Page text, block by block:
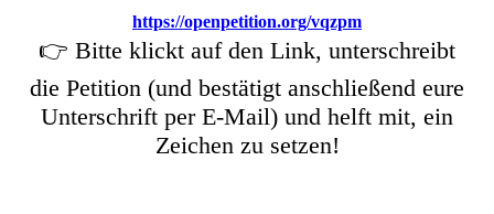
https://openpetition.org/vqzpm
👉 Bitte klickt auf den Link, unterschreibt
die Petition (und bestätigt anschließend eure
Unterschrift per E-Mail) und helft mit, ein
Zeichen zu setzen!